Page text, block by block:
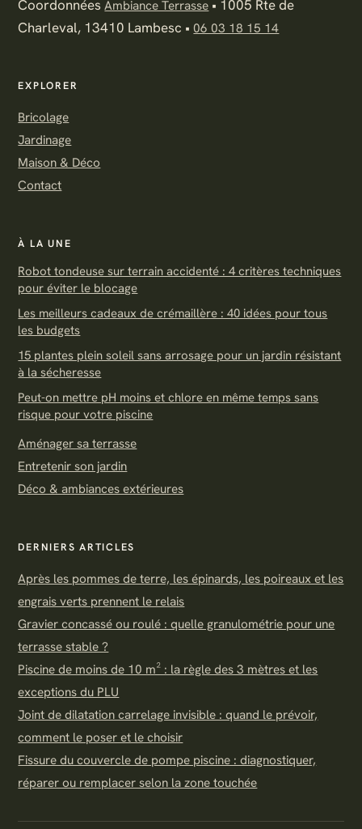
Coordonnées Ambiance Terrasse • 1005 Rte de
Charleval, 13410 Lambesc •06 03 18 15 14
EXPLORER
Bricolage
Jardinage
Maison & Déco
Contact
À LA UNE
Robot tondeuse sur terrain accidenté : 4 critères techniques
pour éviter le blocage
Les meilleurs cadeaux de crémaillère : 40 idées pour tous
les budgets
15 plantes plein soleil sans arrosage pour un jardin résistant
à la sécheresse
Peut-on mettre pH moins et chlore en même temps sans
risque pour votre piscine
Aménager sa terrasse
Entretenir son jardin
Déco & ambiances extérieures
DERNIERS ARTICLES
Après les pommes de terre, les épinards, les poireaux et les
engrais verts prennent le relais
Gravier concassé ou roulé : quelle granulométrie pour une
terrasse stable ?
Piscine de moins de 10 m² : la règle des 3 mètres et les
exceptions du PLU
Joint de dilatation carrelage invisible : quand le prévoir,
comment le poser et le choisir
Fissure du couvercle de pompe piscine : diagnostiquer,
réparer ou remplacer selon la zone touchée